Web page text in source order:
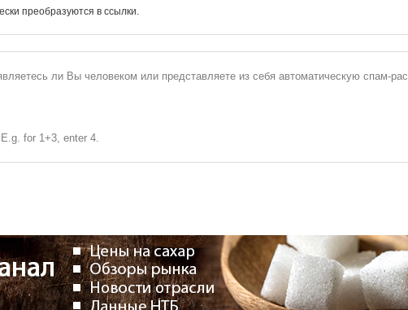
преобразуются в ссылки.
ли Вы человеком или представляете из себя автоматическую спам-
for 1+3, enter 4.